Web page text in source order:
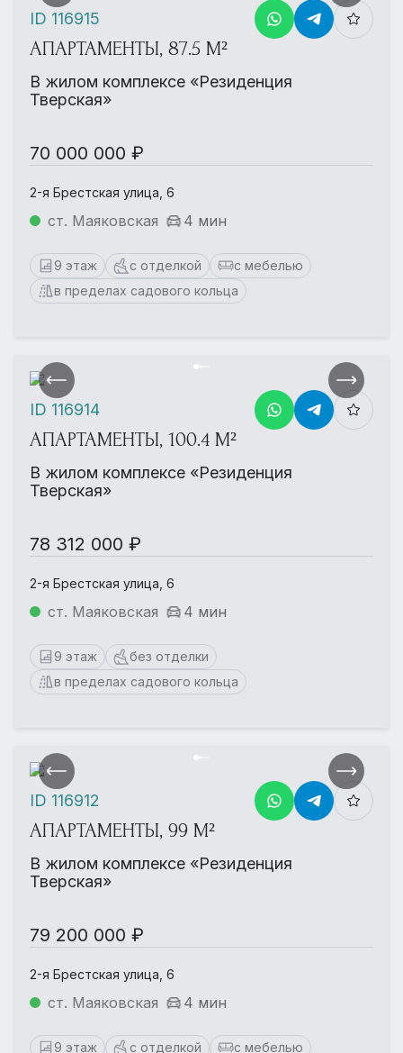
АПАРТАМЕНТЫ, 87.5 М²
В жилом комплексе «Резиденция
Тверская»
70 000 000 ₽
2-я Брестская улица, 6
ст. Маяковская 4 мин
9 этаж с отделкой
с мебелью
в пределах садового кольца
ID 116915
АПАРТАМЕНТЫ, 100.4 М²
В жилом комплексе «Резиденция
Тверская»
78 312 000 ₽
2-я Брестская улица, 6
ст. Маяковская 4 мин
9 этаж
без отделки
в пределах садового кольца
ID 116914
АПАРТАМЕНТЫ, 99 М²
В жилом комплексе «Резиденция
Тверская»
79 200 000 ₽
2-я Брестская улица, 6
ст. Маяковская 4 мин
9 этаж с отделкой с мебелью
ID 116912